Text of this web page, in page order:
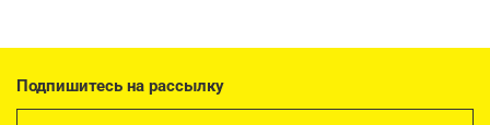
Подпишитесь на рассылку